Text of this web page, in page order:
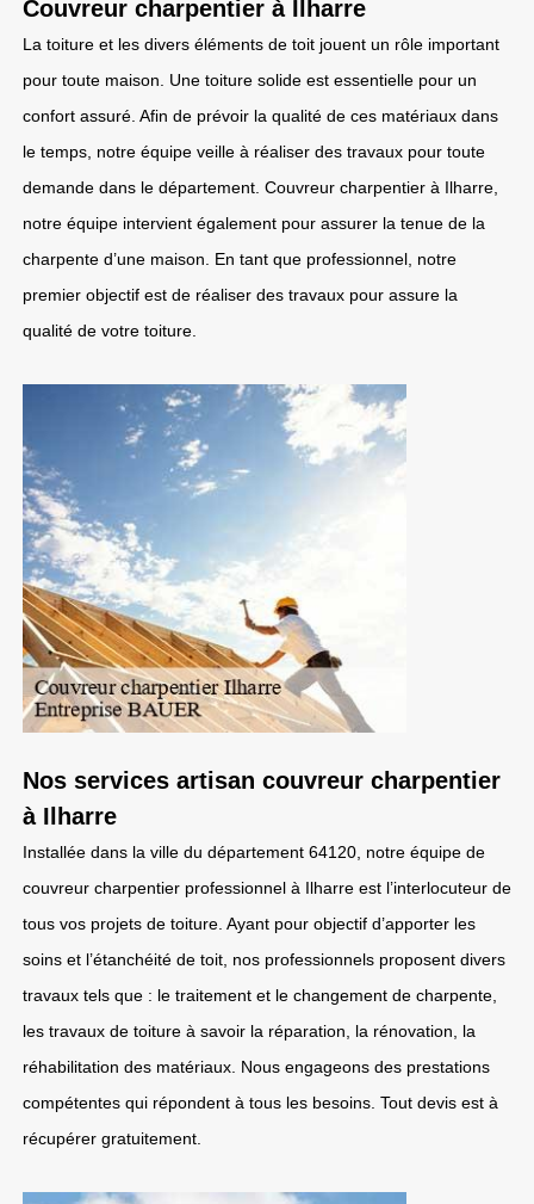
Couvreur charpentier à Ilharre
La toiture et les divers éléments de toit jouent un rôle important
pour toute maison. Une toiture solide est essentielle pour un
confort assuré. Afin de prévoir la qualité de ces matériaux dans
le temps, notre équipe veille à réaliser des travaux pour toute
demande dans le département. Couvreur charpentier à Ilharre,
notre équipe intervient également pour assurer la tenue de la
charpente d’une maison. En tant que professionnel, notre
premier objectif est de réaliser des travaux pour assure la
qualité de votre toiture.
Nos services artisan couvreur charpentier
à Ilharre
Installée dans la ville du département 64120, notre équipe de
couvreur charpentier professionnel à Ilharre est l’interlocuteur de
tous vos projets de toiture. Ayant pour objectif d’apporter les
soins et l’étanchéité de toit, nos professionnels proposent divers
travaux tels que : le traitement et le changement de charpente,
les travaux de toiture à savoir la réparation, la rénovation, la
réhabilitation des matériaux. Nous engageons des prestations
compétentes qui répondent à tous les besoins. Tout devis est à
récupérer gratuitement.